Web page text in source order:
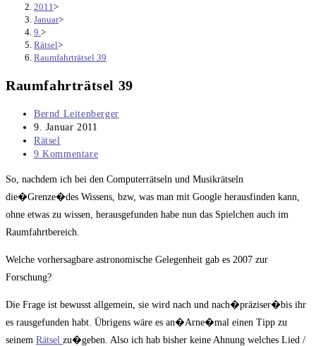
2011 >
Januar>
9. >
Rätsel>
Raumfahrträtsel 39
Raumfahrträtsel 39
Beitrags-
Autor:
Bernd Leitenberger
Beitrag
veröffentlicht:
9. Januar 2011
Beitrags-
Kategorie:
Rätsel
Beitrags-
9 Kommentare
So, nachdem ich bei den Computerrätseln und Musikrätseln
die�Grenze�des Wissens, bzw, was man mit Google herausfinden kann,
ohne etwas zu wissen, herausgefunden habe nun das Spielchen auch im
Raumfahrtbereich.
Welche vorhersagbare astronomische Gelegenheit gab es 2007 zur
Forschung?
Die Frage ist bewusst allgemein, sie wird nach und nach�präziser�bis ihr
es rausgefunden habt. Übrigens wäre es an�Arne�mal einen Tipp zu
seinem Rätsel zu�geben. Also ich hab bisher keine Ahnung welches Lied /